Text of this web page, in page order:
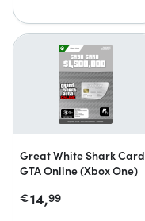
Great White Shark Card
GTA Online (Xbox One)
€14,99